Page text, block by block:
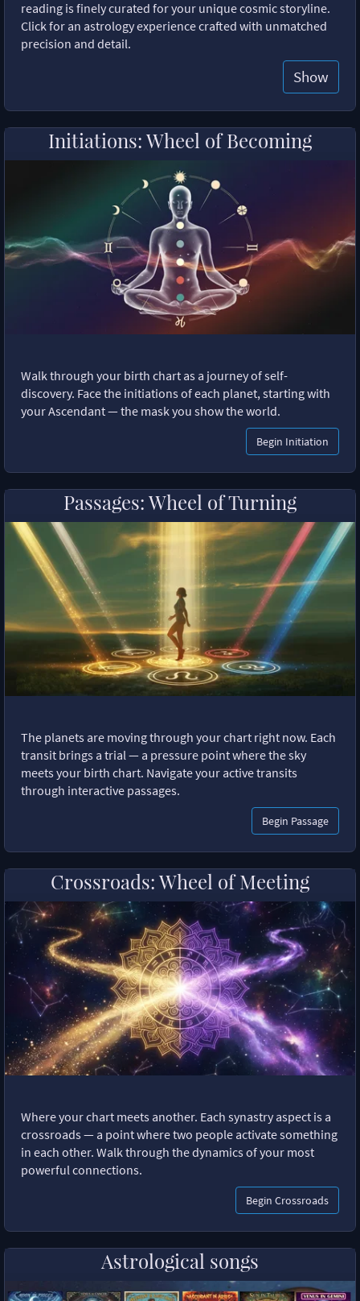
reading is finely curated for your unique cosmic storyline.
Click for an astrology experience crafted with unmatched
precision and detail.
Show
Initiations: Wheel of Becoming
Walk through your birth chart as a journey of self-
discovery. Face the initiations of each planet, starting with
your Ascendant — the mask you show the world.
Begin Initiation
Passages: Wheel of Turning
The planets are moving through your chart right now. Each
transit brings a trial — a pressure point where the sky
meets your birth chart. Navigate your active transits
through interactive passages.
Begin Passage
Crossroads: Wheel of Meeting
Where your chart meets another. Each synastry aspect is a
crossroads — a point where two people activate something
in each other. Walk through the dynamics of your most
powerful connections.
Begin Crossroads
Astrological songs